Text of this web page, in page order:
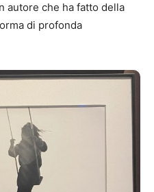
autore che ha fatto della
di profonda